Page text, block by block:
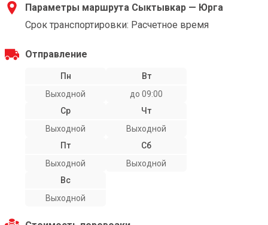
Параметры маршрута Сыктывкар — Юрга
Срок транспортировки: Расчетное время
Отправление
Пн
Выходной
Вт
до 09:00
Ср
Выходной
Чт
Выходной
Пт
Выходной
Сб
Выходной
Вс
Выходной